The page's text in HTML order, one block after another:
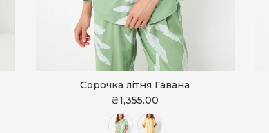
Сорочка літня Гавана
₴1,355.00